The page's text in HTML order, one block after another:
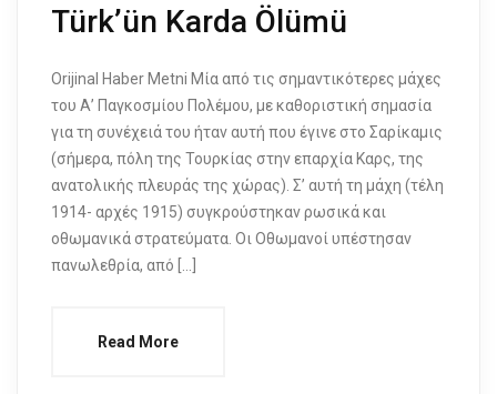
Türk’ün Karda Ölümü
Orijinal Haber Metni Μία από τις σημαντικότερες μάχες
του Α’ Παγκοσμίου Πολέμου, με καθοριστική σημασία
για τη συνέχειά του ήταν αυτή που έγινε στο Σαρίκαμις
(σήμερα, πόλη της Τουρκίας στην επαρχία Καρς, της
ανατολικής πλευράς της χώρας). Σ’ αυτή τη μάχη (τέλη
1914- αρχές 1915) συγκρούστηκαν ρωσικά και
οθωμανικά στρατεύματα. Οι Οθωμανοί υπέστησαν
πανωλεθρία, από […]
Read More